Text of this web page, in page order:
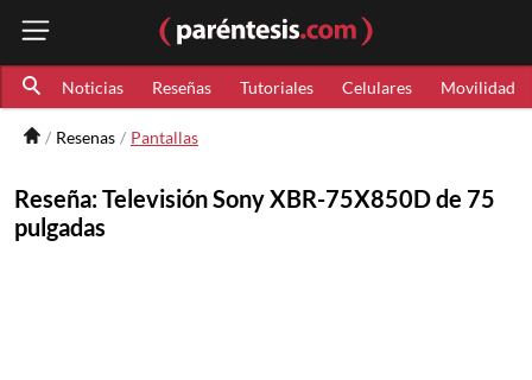
Noticias Reseñas Tutoriales Celulares Movilidad
Resenas Pantallas
Reseña: Televisión Sony XBR-75X850D de 75
pulgadas